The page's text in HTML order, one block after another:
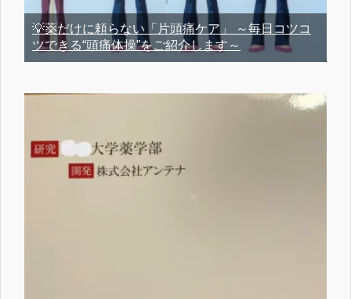
💡薬だけに頼らない「片頭痛ケア」 ～毎日コツコ
ツできる“頭痛体操”をご紹介します～